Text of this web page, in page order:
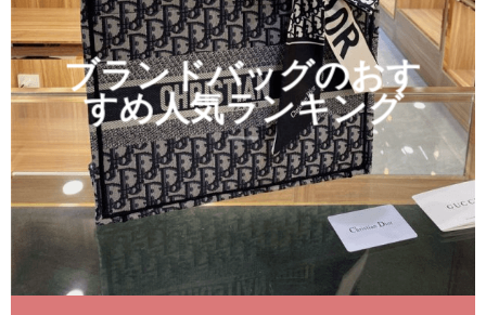
売上No.1
ロエベショルダー
iPhoneケース